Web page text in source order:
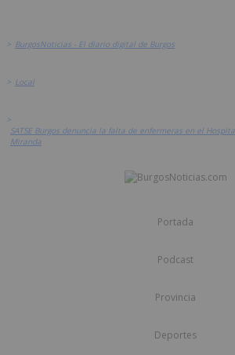
> BurgosNoticias - El diario digital de Burgos
> Local
>
SATSE Burgos denuncia la falta de enfermeras en el
Miranda
Portada
Podcast
Provincia
Deportes